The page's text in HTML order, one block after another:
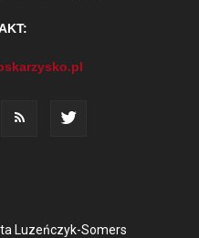
Luzeńczyk-Somers